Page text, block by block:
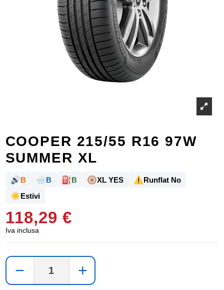
COOPER 215/55 R16 97W
SUMMER XL
🔊B 🌧️B ⛽B 🛞XL YES ⚠️Runflat No
☀️Estivi
118,29 €
Iva inclusa
− +